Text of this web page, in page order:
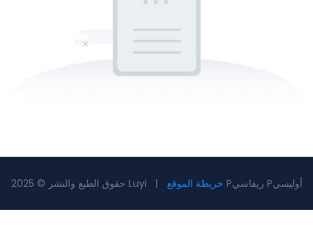
حقوق الطبع والنشر © 2025 Luyi | Pريفاسي Pأوليسي